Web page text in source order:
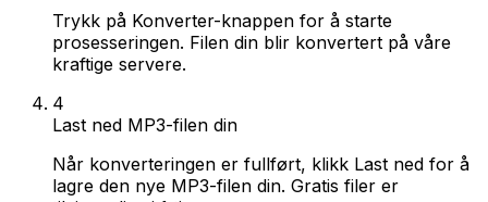
Trykk på Konverter-knappen for å starte
prosesseringen. Filen din blir konvertert på våre
kraftige servere.
4
Last ned MP3-filen din
Når konverteringen er fullført, klikk Last ned for å
lagre den nye MP3-filen din. Gratis filer er